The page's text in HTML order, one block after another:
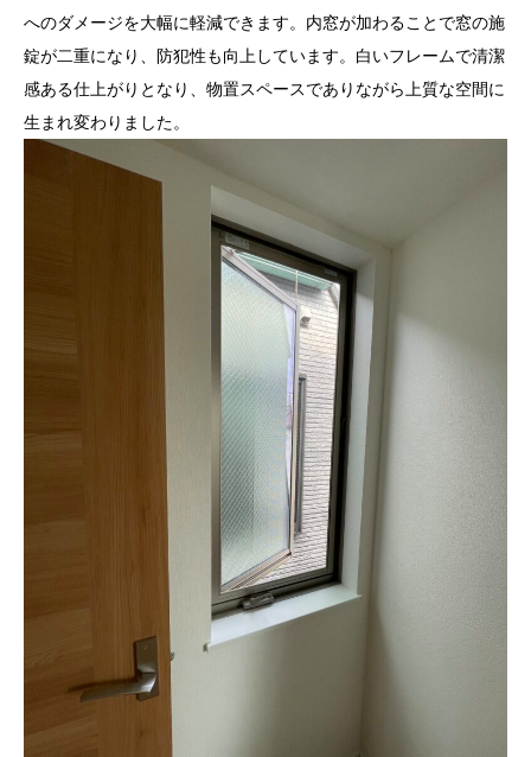
へのダメージを大幅に軽減できます。内窓が加わることで窓の施
錠が二重になり、防犯性も向上しています。白いフレームで清潔
感ある仕上がりとなり、物置スペースでありながら上質な空間に
生まれ変わりました。